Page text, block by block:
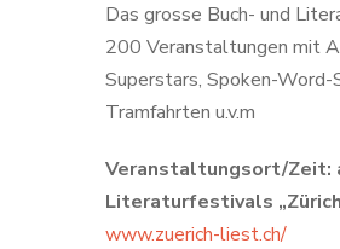
Das grosse Buch- und
200 Veranstaltungen mit
Superstars, Spoken-Word-
Tramfahrten u.v.m
Veranstaltungsort/Zeit:
Literaturfestivals
www.zuerich-liest.ch/